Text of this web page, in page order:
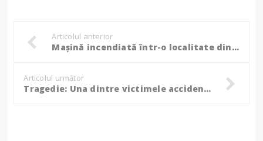
Articolul anterior
Mașină incendiată într-o localitate din Botoșani, un bărbat a alertat pompierii! (foto)
Articolul următor
Tragedie: Una dintre victimele accidentului de la Baisa a murit la spital!